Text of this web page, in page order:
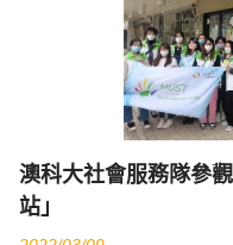
澳科大社會服務隊參
站」